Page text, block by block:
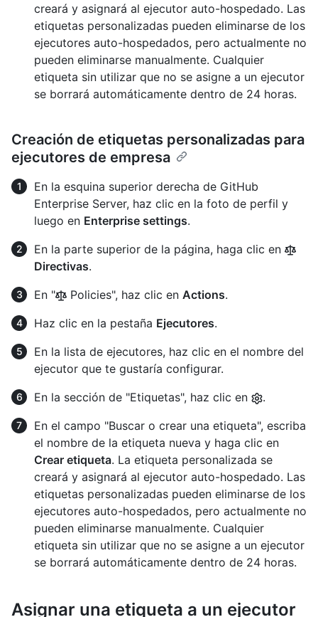
creará y asignará al ejecutor auto-hospedado. Las
etiquetas personalizadas pueden eliminarse de los
ejecutores auto-hospedados, pero actualmente no
pueden eliminarse manualmente. Cualquier
etiqueta sin utilizar que no se asigne a un ejecutor
se borrará automáticamente dentro de 24 horas.
Creación de etiquetas personalizadas para
ejecutores de empresa
En la esquina superior derecha de GitHub
Enterprise Server, haz clic en la foto de perfil y
luego en Enterprise settings.
En la parte superior de la página, haga clic en
Directivas.
En "
Policies", haz clic en Actions.
Haz clic en la pestaña Ejecutores.
En la lista de ejecutores, haz clic en el nombre del
ejecutor que te gustaría configurar.
En la sección de "Etiquetas", haz clic en
.
En el campo "Buscar o crear una etiqueta", escriba
el nombre de la etiqueta nueva y haga clic en
Crear etiqueta. La etiqueta personalizada se
creará y asignará al ejecutor auto-hospedado. Las
etiquetas personalizadas pueden eliminarse de los
ejecutores auto-hospedados, pero actualmente no
pueden eliminarse manualmente. Cualquier
etiqueta sin utilizar que no se asigne a un ejecutor
se borrará automáticamente dentro de 24 horas.
Asignar una etiqueta a un ejecutor